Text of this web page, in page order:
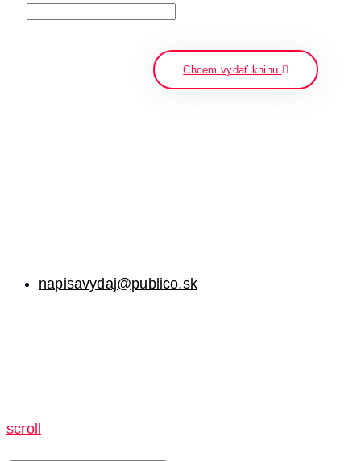
Chcem vydať knihu
napisavydaj@publico.sk
scroll